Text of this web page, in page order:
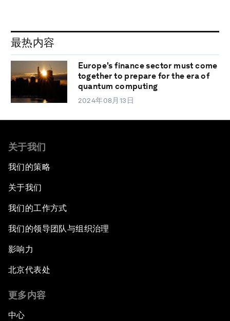
最热内容
Europe's finance sector must come
together to prepare for the era of
quantum computing
2024年08月13日
关于我们
我们的策略
关于我们
我们的工作方式
我们的领导团队与组织治理
影响力
北京代表处
更多内容
中心